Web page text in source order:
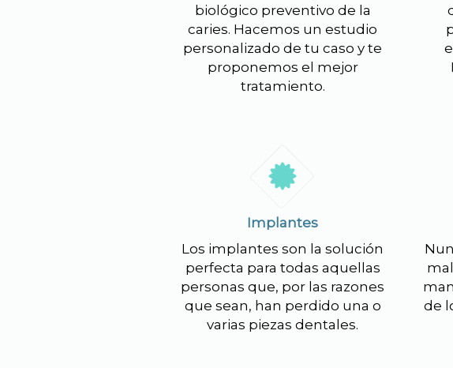
biológico preventivo de la
caries. Hacemos un estudio
personalizado de tu caso y te
proponemos el mejor
tratamiento.
Implantes
Los implantes son la solución
perfecta para todas aquellas
personas que, por las razones
que sean, han perdido una o
varias piezas dentales.
de